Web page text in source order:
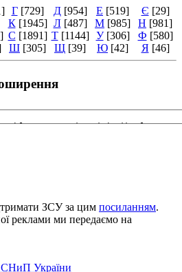
Г [729] Д [954] Е [519] Є [29]
К [1945] Л [487] М [985] Н [981]
С [1891] Т [1144] У [306] Ф [580]
Ш [305] Щ [39] Ю [42] Я [46]
ЗСУ за цим посиланням.
реклами ми передаємо на
України